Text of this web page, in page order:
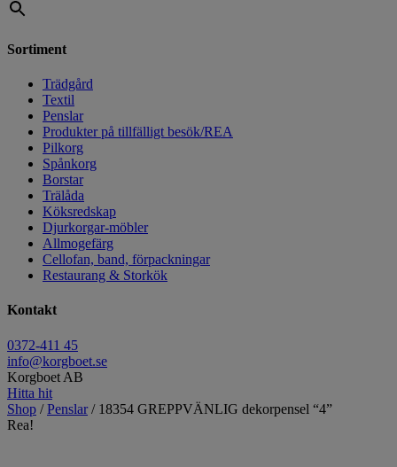
Sortiment
Trädgård
Textil
Penslar
Produkter på tillfälligt besök/REA
Pilkorg
Spånkorg
Borstar
Trälåda
Köksredskap
Djurkorgar-möbler
Allmogefärg
Cellofan, band, förpackningar
Restaurang & Storkök
Kontakt
0372-411 45
info@korgboet.se
Korgboet AB
Hitta hit
Shop /Penslar / 18354 GREPPVÄNLIG dekorpensel “4”
Rea!